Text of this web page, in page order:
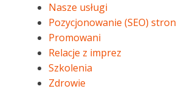
Nasze usługi
Pozycjonowanie (SEO) stron
Promowani
Relacje z imprez
Szkolenia
Zdrowie